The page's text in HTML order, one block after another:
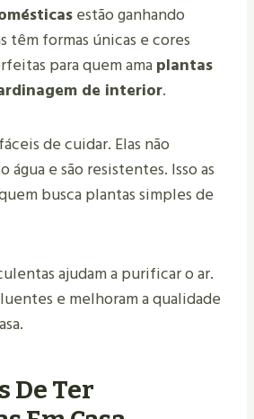
estão ganhando
têm formas únicas e cores
para quem amaplantas
de interior.
de cuidar. Elas não
água e são resistentes. Isso as
busca plantas simples de
ajudam a purificar o ar.
e melhoram a qualidade
De Ter